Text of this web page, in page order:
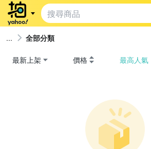
全部分類
最新上架 價格 最高人氣